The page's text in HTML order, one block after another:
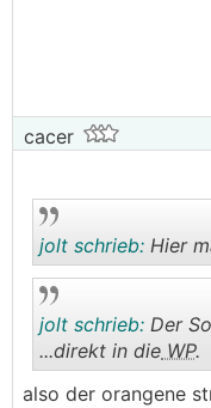
cacer
jolt schrieb: Hier
jolt schrieb: Der
...direkt in die WP.
also der orangene